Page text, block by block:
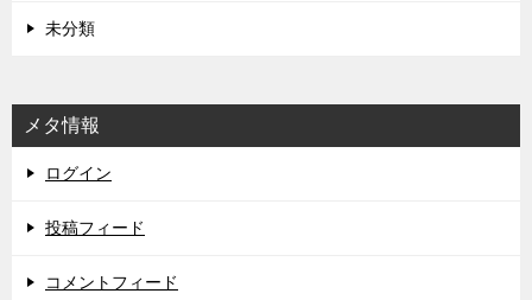
未分類
メタ情報
ログイン
投稿フィード
コメントフィード